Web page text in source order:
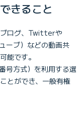
きること
ブログ、Twitterや
ーブ）などの動画共
能です。
号方式）を利用する選
とができ、一般有権